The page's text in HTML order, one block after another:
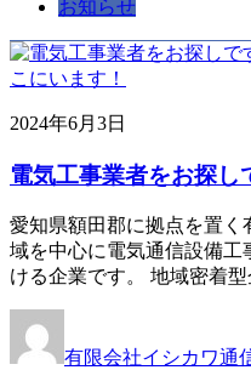
お知らせ
2024年6月3日
電気工事業者をお探し
愛知県額田郡に拠点を置
域を中心に電気通信設備
ける企業です。 地域密着
有限会社イシカワ通